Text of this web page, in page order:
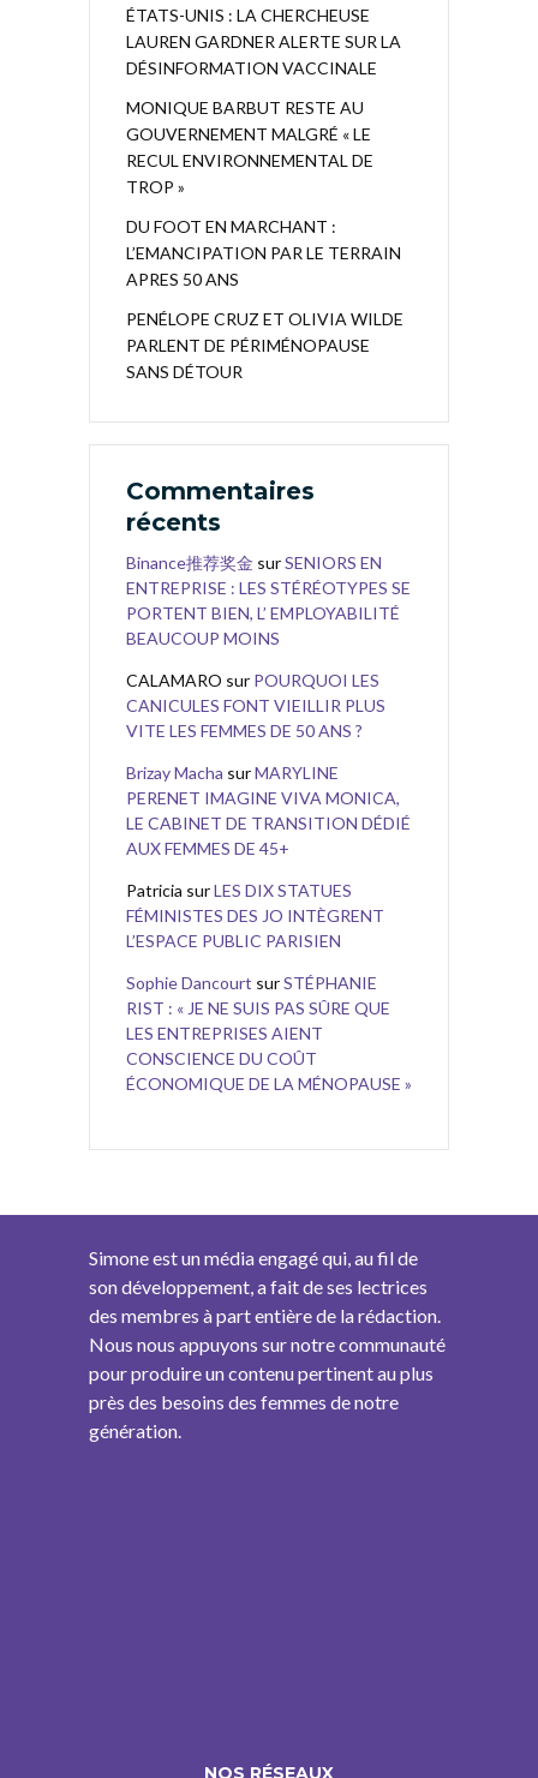
ÉTATS-UNIS : LA CHERCHEUSE
LAUREN GARDNER ALERTE SUR LA
DÉSINFORMATION VACCINALE
MONIQUE BARBUT RESTE AU
GOUVERNEMENT MALGRÉ « LE
RECUL ENVIRONNEMENTAL DE
TROP »
DU FOOT EN MARCHANT :
L’EMANCIPATION PAR LE TERRAIN
APRES 50 ANS
PENÉLOPE CRUZ ET OLIVIA WILDE
PARLENT DE PÉRIMÉNOPAUSE
SANS DÉTOUR
Commentaires
récents
Binance推荐奖金 surSENIORS EN
ENTREPRISE : LES STÉRÉOTYPES SE
PORTENT BIEN, L’ EMPLOYABILITÉ
BEAUCOUP MOINS
CALAMARO sur POURQUOI LES
CANICULES FONT VIEILLIR PLUS
VITE LES FEMMES DE 50 ANS ?
Brizay Macha surMARYLINE
PERENET IMAGINE VIVA MONICA,
LE CABINET DE TRANSITION DÉDIÉ
AUX FEMMES DE 45+
Patricia surLES DIX STATUES
FÉMINISTES DES JO INTÈGRENT
L’ESPACE PUBLIC PARISIEN
Sophie Dancourt surSTÉPHANIE
RIST : « JE NE SUIS PAS SÛRE QUE
LES ENTREPRISES AIENT
CONSCIENCE DU COÛT
ÉCONOMIQUE DE LA MÉNOPAUSE »
Simone est un média engagé qui, au fil de
son développement, a fait de ses lectrices
des membres à part entière de la rédaction.
Nous nous appuyons sur notre communauté
pour produire un contenu pertinent au plus
près des besoins des femmes de notre
génération.
NOS RÉSEAUX